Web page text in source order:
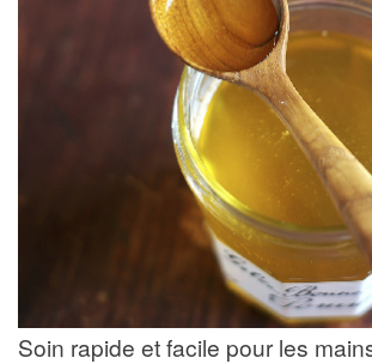
Soin rapide et facile pour les